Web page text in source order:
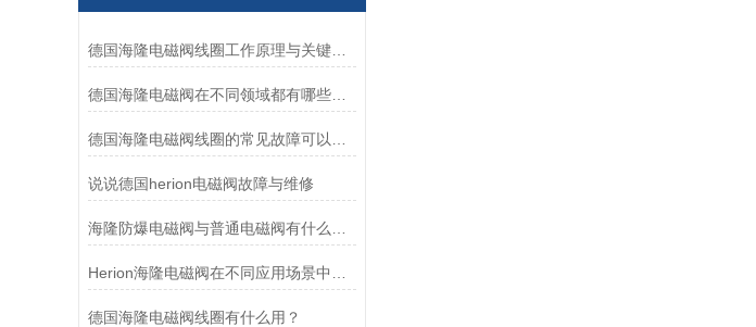
德国海隆电磁阀线圈工作原理与关键作用
德国海隆电磁阀在不同领域都有哪些应用？
说说德国herion电磁阀故障与维修
德国海隆电磁阀线圈有什么用？